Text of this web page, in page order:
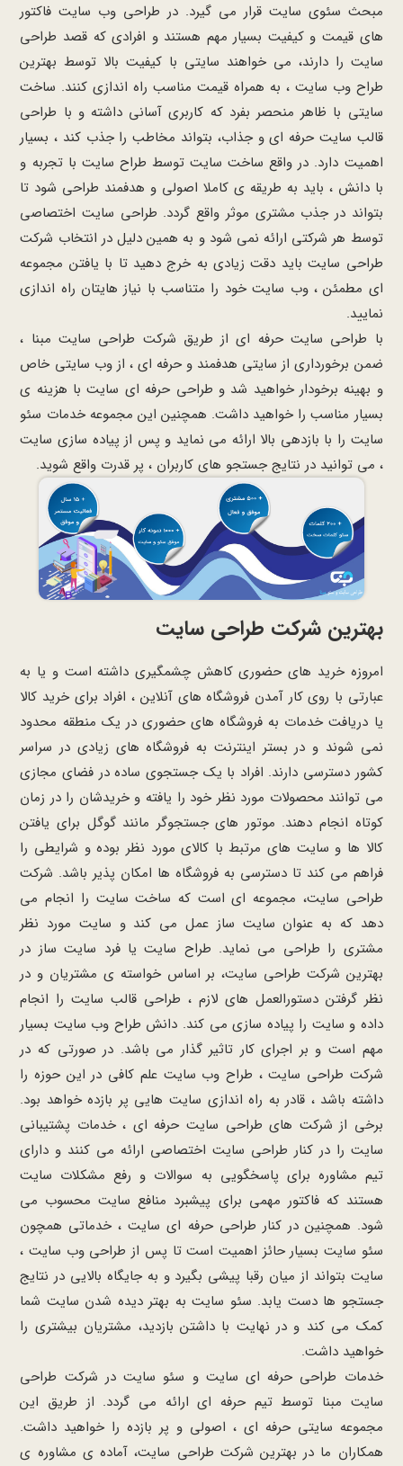
مبحث سئوی سایت قرار می گیرد. در طراحی وب سایت فاکتور
های قیمت و کیفیت بسیار مهم هستند و افرادی که قصد طراحی
سایت را دارند، می خواهند سایتی با کیفیت بالا توسط بهترین
طراح وب سایت ، به همراه قیمت مناسب راه اندازی کنند. ساخت
سایتی با ظاهر منحصر بفرد که کاربری آسانی داشته و با طراحی
قالب سایت حرفه ای و جذاب، بتواند مخاطب را جذب کند ، بسیار
اهمیت دارد. در واقع ساخت سایت توسط طراح سایت با تجربه و
با دانش ، باید به طریقه ی کاملا اصولی و هدفمند طراحی شود تا
بتواند در جذب مشتری موثر واقع گردد. طراحی سایت اختصاصی
توسط هر شرکتی ارائه نمی شود و به همین دلیل در انتخاب شرکت
طراحی سایت باید دقت زیادی به خرج دهید تا با یافتن مجموعه
ای مطمئن ، وب سایت خود را متناسب با نیاز هایتان راه اندازی
نمایید.
با طراحی سایت حرفه ای از طریق شرکت طراحی سایت مبنا ،
ضمن برخورداری از سایتی هدفمند و حرفه ای ، از وب سایتی خاص
و بهینه برخودار خواهید شد و طراحی حرفه ای سایت با هزینه ی
بسیار مناسب را خواهید داشت. همچنین این مجموعه خدمات سئو
سایت را با بازدهی بالا ارائه می نماید و پس از پیاده سازی سایت
، می توانید در نتایج جستجو های کاربران ، پر قدرت واقع شوید.
بهترین شرکت طراحی سایت
امروزه خرید های حضوری کاهش چشمگیری داشته است و یا به
عبارتی با روی کار آمدن فروشگاه های آنلاین ، افراد برای خرید کالا
یا دریافت خدمات به فروشگاه های حضوری در یک منطقه محدود
نمی شوند و در بستر اینترنت به فروشگاه های زیادی در سراسر
کشور دسترسی دارند. افراد با یک جستجوی ساده در فضای مجازی
می توانند محصولات مورد نظر خود را یافته و خریدشان را در زمان
کوتاه انجام دهند. موتور های جستجوگر مانند گوگل برای یافتن
کالا ها و سایت های مرتبط با کالای مورد نظر بوده و شرایطی را
فراهم می کند تا دسترسی به فروشگاه ها امکان پذیر باشد. شرکت
طراحی سایت، مجموعه ای است که ساخت سایت را انجام می
دهد که به عنوان سایت ساز عمل می کند و سایت مورد نظر
مشتری را طراحی می نماید. طراح سایت یا فرد سایت ساز در
بهترین شرکت طراحی سایت، بر اساس خواسته ی مشتریان و در
نظر گرفتن دستورالعمل های لازم ، طراحی قالب سایت را انجام
داده و سایت را پیاده سازی می کند. دانش طراح وب سایت بسیار
مهم است و بر اجرای کار تاثیر گذار می باشد. در صورتی که در
شرکت طراحی سایت ، طراح وب سایت علم کافی در این حوزه را
داشته باشد ، قادر به راه اندازی سایت هایی پر بازده خواهد بود.
برخی از شرکت های طراحی سایت حرفه ای ، خدمات پشتیبانی
سایت را در کنار طراحی سایت اختصاصی ارائه می کنند و دارای
تیم مشاوره برای پاسخگویی به سوالات و رفع مشکلات سایت
هستند که فاکتور مهمی برای پیشبرد منافع سایت محسوب می
شود. همچنین در کنار طراحی حرفه ای سایت ، خدماتی همچون
سئو سایت بسیار حائز اهمیت است تا پس از طراحی وب سایت ،
سایت بتواند از میان رقبا پیشی بگیرد و به جایگاه بالایی در نتایج
جستجو ها دست یابد. سئو سایت به بهتر دیده شدن سایت شما
کمک می کند و در نهایت با داشتن بازدید، مشتریان بیشتری را
خواهید داشت.
خدمات طراحی حرفه ای سایت و سئو سایت در شرکت طراحی
سایت مبنا توسط تیم حرفه ای ارائه می گردد. از طریق این
مجموعه سایتی حرفه ای ، اصولی و پر بازده را خواهید داشت.
همکاران ما در بهترین شرکت طراحی سایت، آماده ی مشاوره ی